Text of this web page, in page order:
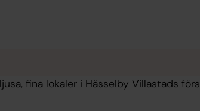
fina lokaler i Hässelby Villastads